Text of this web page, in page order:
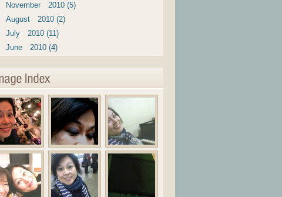
November 2010 (5)
August 2010 (2)
July 2010 (11)
June 2010 (4)